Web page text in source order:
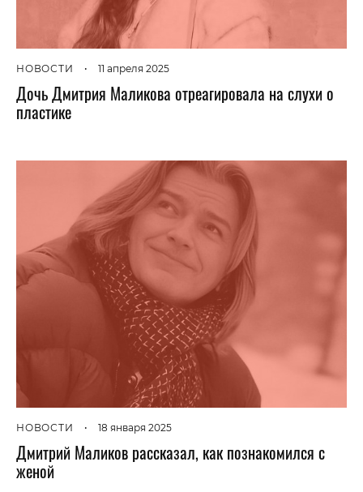
НОВОСТИ • 11 апреля 2025
Дочь Дмитрия Маликова отреагировала на слухи о
пластике
НОВОСТИ • 18 января 2025
Дмитрий Маликов рассказал, как познакомился с
женой